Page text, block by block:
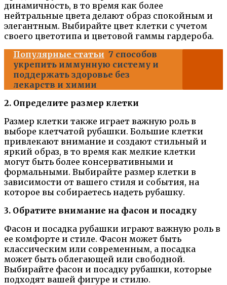
динамичность, в то время как более
нейтральные цвета делают образ спокойным и
элегантным. Выбирайте цвет клетки с учетом
своего цветотипа и цветовой гаммы гардероба.
Популярные статьи 7 способов
укрепить иммунную систему и
поддержать здоровье без
лекарств и химии
2. Определите размер клетки
Размер клетки также играет важную роль в
выборе клетчатой рубашки. Большие клетки
привлекают внимание и создают стильный и
яркий образ, в то время как мелкие клетки
могут быть более консервативными и
формальными. Выбирайте размер клетки в
зависимости от вашего стиля и события, на
которое вы собираетесь надеть рубашку.
3. Обратите внимание на фасон и посадку
Фасон и посадка рубашки играют важную роль в
ее комфорте и стиле. Фасон может быть
классическим или современным, а посадка
может быть облегающей или свободной.
Выбирайте фасон и посадку рубашки, которые
подходят вашей фигуре и стилю.